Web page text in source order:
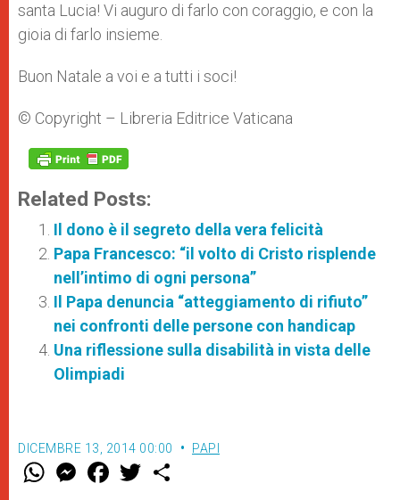
santa Lucia! Vi auguro di farlo con coraggio, e con la
gioia di farlo insieme.
Buon Natale a voi e a tutti i soci!
© Copyright – Libreria Editrice Vaticana
Related Posts:
Il dono è il segreto della vera felicità
Papa Francesco: “il volto di Cristo risplende
nell’intimo di ogni persona”
Il Papa denuncia “atteggiamento di rifiuto”
nei confronti delle persone con handicap
Una riflessione sulla disabilità in vista delle
Olimpiadi
DICEMBRE 13, 2014 00:00 PAPI
W M
e
F
a w